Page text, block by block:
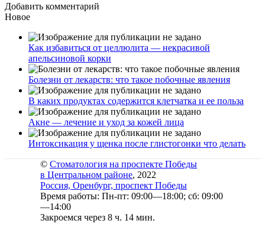
Добавить комментарий
Новое
Как избавиться от целлюлита — некрасивой
апельсиновой корки
Болезни от лекарств: что такое побочные явления
В каких продуктах содержится клетчатка и ее польза
Акне — лечение и уход за кожей лица
Интоксикация у щенка после глистогонки что делать
© Стоматология на проспекте Победы
в Центральном районе, 2022
Россия, Оренбург, проспект Победы
Время работы: Пн-пт: 09:00—18:00; сб: 09:00
—14:00
Закроемся через 8 ч. 14 мин.